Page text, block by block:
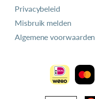
Privacybeleid
Misbruik melden
Algemene voorwaarden